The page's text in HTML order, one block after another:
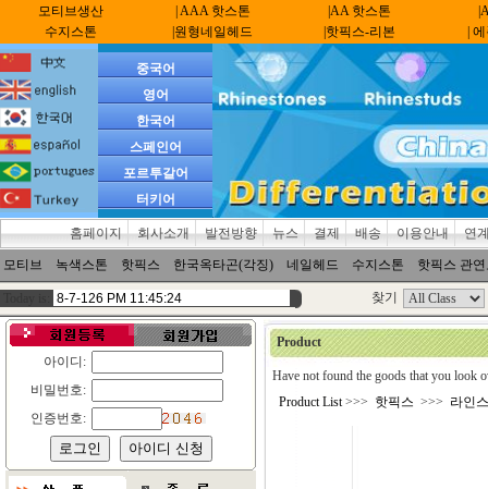
모티브생산 | AAA 핫스톤 |AA 핫스톤
수지스톤
|원형네일헤드 |핫픽스-리본 |
중국어
영어
한국어
스페인어
포르투갈어
터키어
홈페이지 회사소개 발전방향 뉴스 결제 배송 이용안내 연
모티브 녹색스톤 핫픽스 한국옥타곤(각징) 네일헤드 수지스톤 핫픽스 관
찾기
아이디:
비밀번호:
인증번호:
Product
Have not found the goods that you look
Product List>>> 핫픽스 >>> 라인